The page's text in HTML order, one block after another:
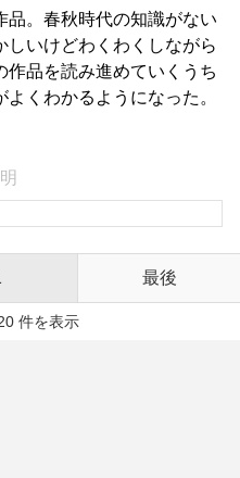
品。春秋時代の知識がない
しいけどわくわくしながら
作品を読み進めていくうち
くわかるようになった。
最後
件を表示